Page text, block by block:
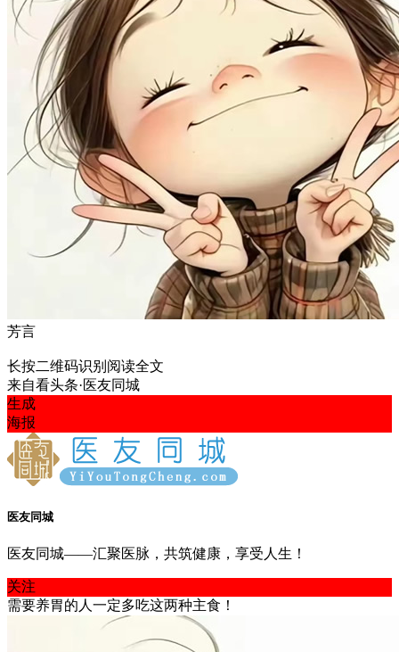
芳言
长按二维码识别阅读全文
来自看头条·医友同城
生成
海报
医友同城
医友同城——汇聚医脉，共筑健康，享受人生！
关注
需要养胃的人一定多吃这两种主食！